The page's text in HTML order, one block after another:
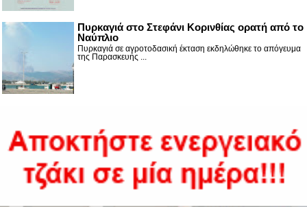
Πυρκαγιά στο Στεφάνι Κορινθίας ορατή από το
Ναύπλιο
Πυρκαγιά σε αγροτοδασική έκταση εκδηλώθηκε το απόγευμα
της Παρασκευής ...